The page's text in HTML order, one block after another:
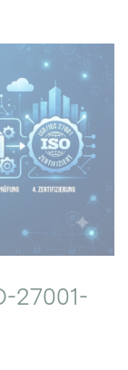
27001-